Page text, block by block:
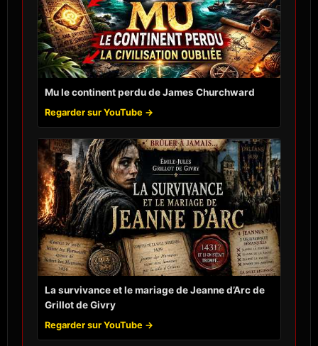
Mu le continent perdu de James Churchward
Regarder sur YouTube →
La survivance et le mariage de Jeanne d’Arc de
Grillot de Givry
Regarder sur YouTube →